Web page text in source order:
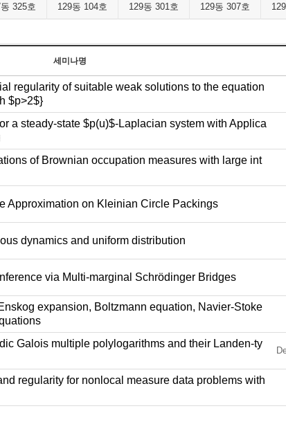
325호 129동 104호 129동 301호 129동 307호
세미나명
regularity of suitable weak solutions to the equation
$p>2$}
a steady-state $p(u)$-Laplacian system with Applica
of Brownian occupation measures with large int
Approximation on Kleinian Circle Packings
dynamics and uniform distribution
via Multi-marginal Schrödinger Bridges
expansion, Boltzmann equation, Navier-Stoke
Galois multiple polylogarithms and their Landen-ty
regularity for nonlocal measure data problems with